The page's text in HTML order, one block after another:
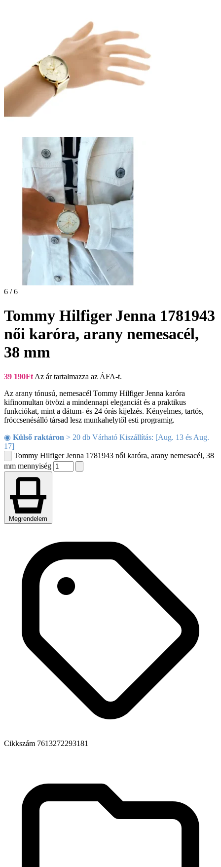
6 / 6
Tommy Hilfiger Jenna 1781943
női karóra, arany nemesacél,
38 mm
39 190Ft Az ár tartalmazza az ÁFA-t.
Az arany tónusú, nemesacél Tommy Hilfiger Jenna karóra
kifinomultan ötvözi a mindennapi eleganciát és a praktikus
funkciókat, mint a dátum- és 24 órás kijelzés. Kényelmes, tartós,
fröccsenésálló társad lesz munkahelytől esti programig.
◉ Külső raktáron > 20 db Várható Kiszállítás: [Aug. 13 és Aug.
17]
Tommy Hilfiger Jenna 1781943 női karóra, arany nemesacél, 38
mm mennyiség
Megrendelem
Cikkszám 7613272293181